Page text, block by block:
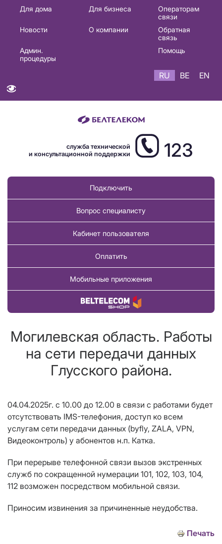
Основная
навигация
Для дома Для бизнеса
Операторам
связи
Новости
О компании
Обратная
связь
Админ.
процедуры
Помощь
RU BE EN
служба технической
и консультационной поддержки
123
Подключить
Вопрос специалисту
Кабинет пользователя
Оплатить
Мобильные приложения
Купить товар
Могилевская область. Работы
на сети передачи данных
Глусского района.
04.04.2025г. с 10.00 до 12.00 в связи с работами будет
отсутствовать IMS-телефония, доступ ко всем
услугам сети передачи данных (byfly, ZALA, VPN,
Видеоконтроль) у абонентов н.п. Катка.
При перерыве телефонной связи вызов экстренных
служб по сокращенной нумерации 101, 102, 103, 104,
112 возможен посредством мобильной связи.
Приносим извинения за причиненные неудобства.
Печать